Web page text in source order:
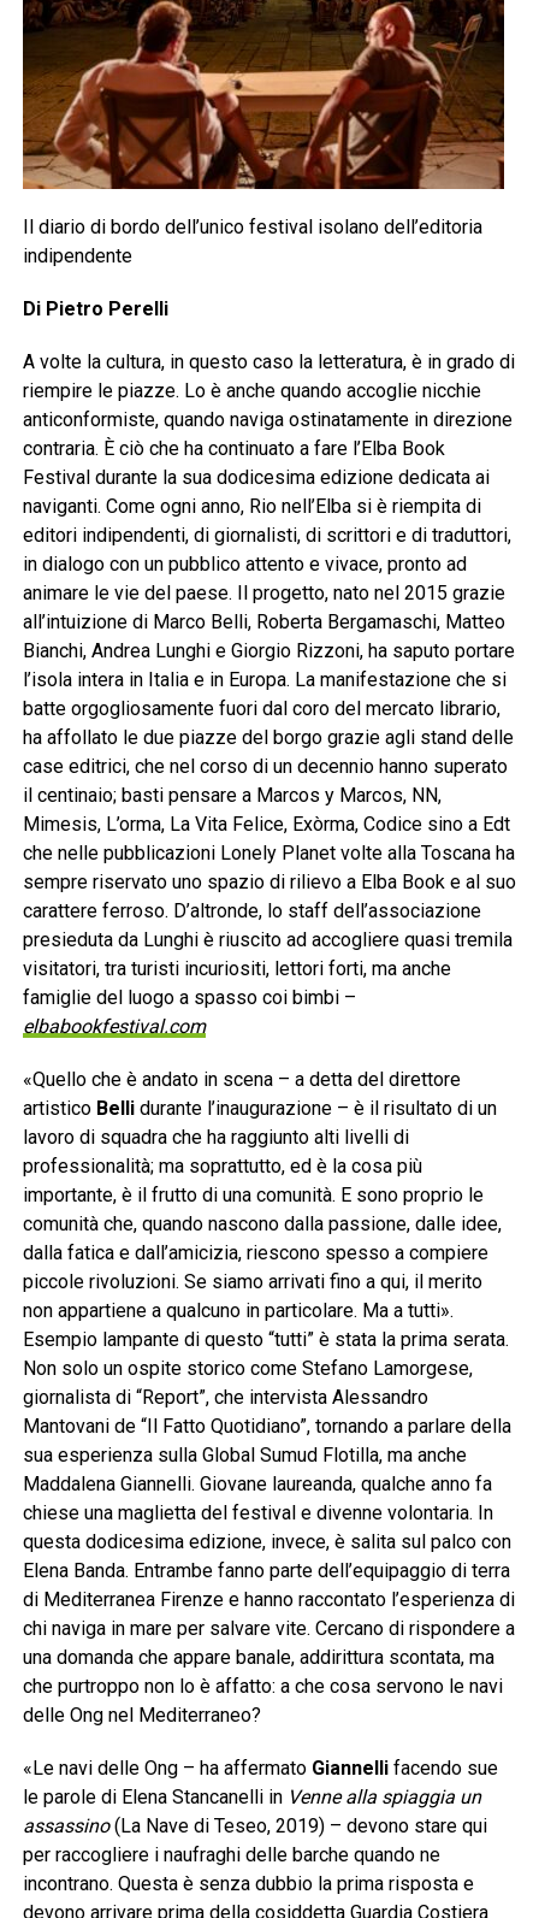
Il diario di bordo dell’unico festival isolano dell’editoria
indipendente
Di Pietro Perelli
A volte la cultura, in questo caso la letteratura, è in grado di
riempire le piazze. Lo è anche quando accoglie nicchie
anticonformiste, quando naviga ostinatamente in direzione
contraria. È ciò che ha continuato a fare l’Elba Book
Festival durante la sua dodicesima edizione dedicata ai
naviganti. Come ogni anno, Rio nell’Elba si è riempita di
editori indipendenti, di giornalisti, di scrittori e di traduttori,
in dialogo con un pubblico attento e vivace, pronto ad
animare le vie del paese. Il progetto, nato nel 2015 grazie
all’intuizione di Marco Belli, Roberta Bergamaschi, Matteo
Bianchi, Andrea Lunghi e Giorgio Rizzoni, ha saputo portare
l’isola intera in Italia e in Europa. La manifestazione che si
batte orgogliosamente fuori dal coro del mercato librario,
ha affollato le due piazze del borgo grazie agli stand delle
case editrici, che nel corso di un decennio hanno superato
il centinaio; basti pensare a Marcos y Marcos, NN,
Mimesis, L’orma, La Vita Felice, Exòrma, Codice sino a Edt
che nelle pubblicazioni Lonely Planet volte alla Toscana ha
sempre riservato uno spazio di rilievo a Elba Book e al suo
carattere ferroso. D’altronde, lo staff dell’associazione
presieduta da Lunghi è riuscito ad accogliere quasi tremila
visitatori, tra turisti incuriositi, lettori forti, ma anche
famiglie del luogo a spasso coi bimbi –
elbabookfestival.com
«Quello che è andato in scena – a detta del direttore
artistico Bellidurante l’inaugurazione – è il risultato di un
lavoro di squadra che ha raggiunto alti livelli di
professionalità; ma soprattutto, ed è la cosa più
importante, è il frutto di una comunità. E sono proprio le
comunità che, quando nascono dalla passione, dalle idee,
dalla fatica e dall’amicizia, riescono spesso a compiere
piccole rivoluzioni. Se siamo arrivati fino a qui, il merito
non appartiene a qualcuno in particolare. Ma a tutti».
Esempio lampante di questo “tutti” è stata la prima serata.
Non solo un ospite storico come Stefano Lamorgese,
giornalista di “Report”, che intervista Alessandro
Mantovani de “Il Fatto Quotidiano”, tornando a parlare della
sua esperienza sulla Global Sumud Flotilla, ma anche
Maddalena Giannelli. Giovane laureanda, qualche anno fa
chiese una maglietta del festival e divenne volontaria. In
questa dodicesima edizione, invece, è salita sul palco con
Elena Banda. Entrambe fanno parte dell’equipaggio di terra
di Mediterranea Firenze e hanno raccontato l’esperienza di
chi naviga in mare per salvare vite. Cercano di rispondere a
una domanda che appare banale, addirittura scontata, ma
che purtroppo non lo è affatto: a che cosa servono le navi
delle Ong nel Mediterraneo?
«Le navi delle Ong – ha affermato Giannellifacendo sue
le parole di Elena Stancanelli in Venne alla spiaggia un
assassino(La Nave di Teseo, 2019) – devono stare qui
per raccogliere i naufraghi delle barche quando ne
incontrano. Questa è senza dubbio la prima risposta e
devono arrivare prima della cosiddetta Guardia Costiera